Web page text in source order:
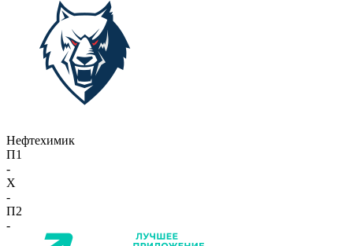
Нефтехимик
П1
-
X
-
П2
-